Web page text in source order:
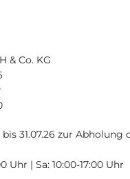
& Co. KG
31.07.26 zur Abholung
Uhr | Sa: 10:00-17:00 Uhr